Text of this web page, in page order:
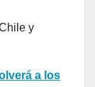
y
a los